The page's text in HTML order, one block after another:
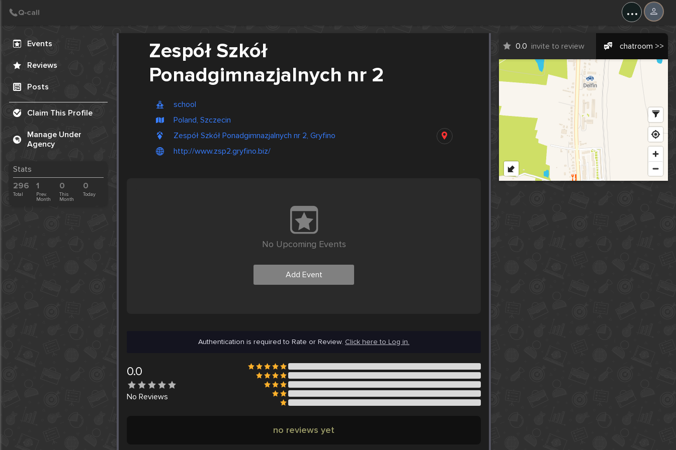
...
Events
Reviews
Posts
Claim This Profile
Manage Under
Agency
Stats
296
Total
1
Prev.
Month
0
This
Month
0
Today
Zespół Szkół
Ponadgimnazjalnych nr 2
school
Poland, Szczecin
Zespół Szkół Ponadgimnazjalnych nr 2, Gryfino
http://www.zsp2.gryfino.biz/
0.0 invite to review chatroom >>
No Upcoming Events
Add Event
Authentication is required to Rate or Review. Click here to Log in.
0.0
No Reviews
no reviews yet
Create Post
Post